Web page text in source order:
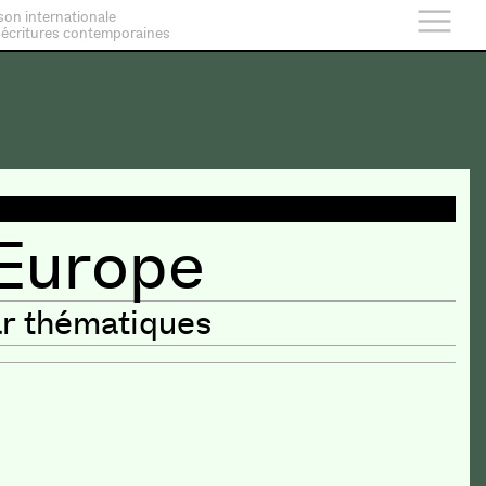
internationale
contemporaines
thématiques